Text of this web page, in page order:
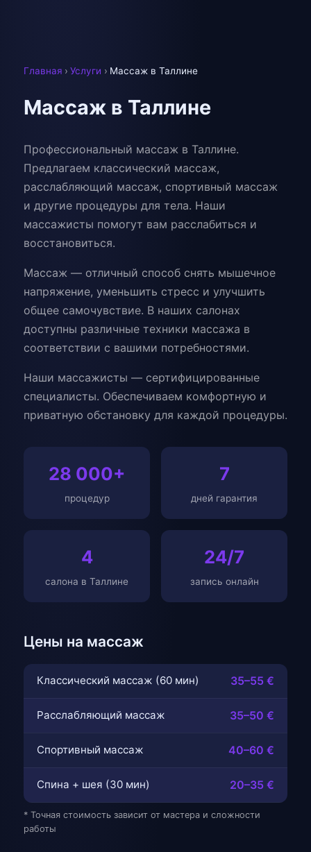
Главная › Услуги › Массаж в Таллине
Массаж в Таллине
Профессиональный массаж в Таллине.
Предлагаем классический массаж,
расслабляющий массаж, спортивный массаж
и другие процедуры для тела. Наши
массажисты помогут вам расслабиться и
восстановиться.
Массаж — отличный способ снять мышечное
напряжение, уменьшить стресс и улучшить
общее самочувствие. В наших салонах
доступны различные техники массажа в
соответствии с вашими потребностями.
Наши массажисты — сертифицированные
специалисты. Обеспечиваем комфортную и
приватную обстановку для каждой процедуры.
28 000+
процедур
7
дней гарантия
4
салона в Таллине
24/7
запись онлайн
Цены на массаж
Классический массаж (60 мин) 35–55 €
Расслабляющий массаж 35–50 €
Спортивный массаж 40–60 €
Спина + шея (30 мин) 20–35 €
* Точная стоимость зависит от мастера и сложности
работы